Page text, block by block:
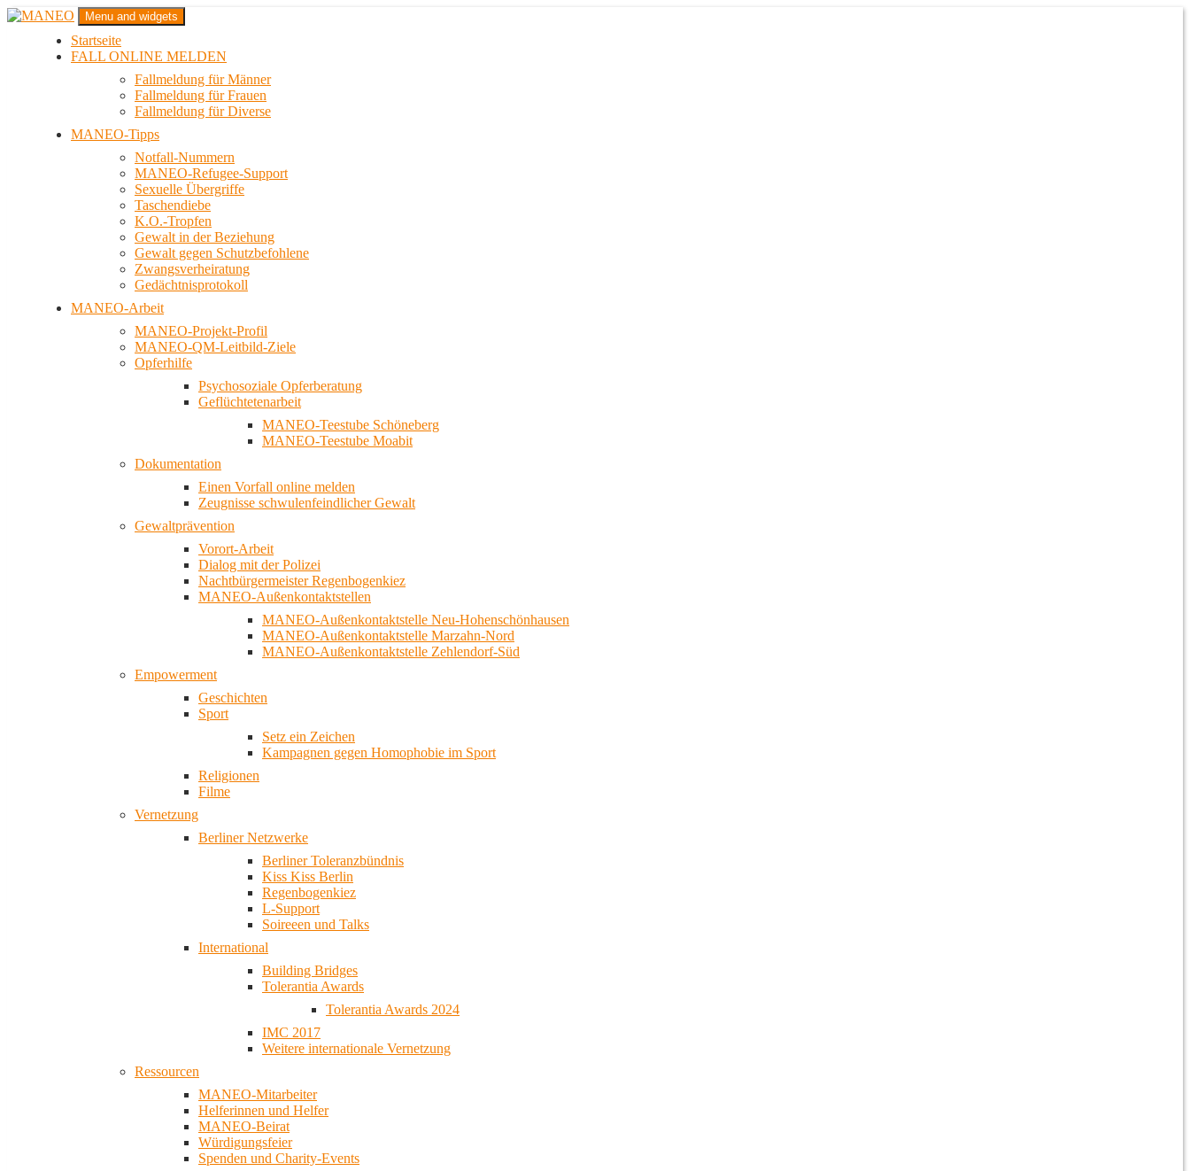
Zum
MANEO
Das schwule Anti-Gewalt-Projekt in Berlin
Menu and widgets
Startseite
FALL ONLINE MELDEN
Fallmeldung für Männer
Fallmeldung für Frauen
Fallmeldung für Diverse
MANEO-Tipps
Notfall-Nummern
MANEO-Refugee-Support
Sexuelle Übergriffe
Taschendiebe
K.O.-Tropfen
Gewalt in der Beziehung
Gewalt gegen Schutzbefohlene
Zwangsverheiratung
Gedächtnisprotokoll
MANEO-Arbeit
MANEO-Projekt-Profil
MANEO-QM-Leitbild-Ziele
Opferhilfe
Psychosoziale Opferberatung
Geflüchtetenarbeit
MANEO-Teestube Schöneberg
MANEO-Teestube Moabit
Dokumentation
Einen Vorfall online melden
Zeugnisse schwulenfeindlicher Gewalt
Gewaltprävention
Vorort-Arbeit
Dialog mit der Polizei
Nachtbürgermeister Regenbogenkiez
MANEO-Außenkontaktstellen
MANEO-Außenkontaktstelle Neu-Hohenschönhausen
MANEO-Außenkontaktstelle Marzahn-Nord
MANEO-Außenkontaktstelle Zehlendorf-Süd
Empowerment
Geschichten
Sport
Setz ein Zeichen
Kampagnen gegen Homophobie im Sport
Religionen
Filme
Vernetzung
Berliner Netzwerke
Berliner Toleranzbündnis
Kiss Kiss Berlin
Regenbogenkiez
L-Support
Soireeen und Talks
International
Building Bridges
Tolerantia Awards
Tolerantia Awards 2024
IMC 2017
Weitere internationale Vernetzung
Ressourcen
MANEO-Mitarbeiter
Helferinnen und Helfer
MANEO-Beirat
Würdigungsfeier
Spenden und Charity-Events